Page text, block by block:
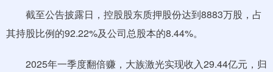
截至公告披露日，控股股东质押股份达到8883万股，占
其持股比例的92.22%及公司总股本的8.44%。
2025年一季度翻倍赚，大族激光实现收入29.44亿元，归